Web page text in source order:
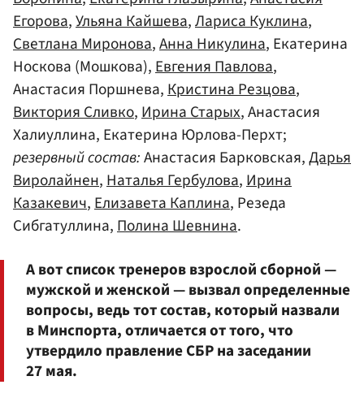
Егорова,Ульяна Кайшева,Лариса Куклина,
Светлана Миронова,Анна Никулина, Екатерина
Носкова (Мошкова),Евгения Павлова,
Анастасия Поршнева,Кристина Резцова,
Виктория Сливко,Ирина Старых, Анастасия
Халиуллина, Екатерина Юрлова-Перхт;
резервный состав:Анастасия Барковская,Дарья
Виролайнен,Наталья Гербулова,Ирина
Казакевич,Елизавета Каплина, Резеда
Сибгатуллина,Полина Шевнина.
А вот список тренеров взрослой сборной —
мужской и женской — вызвал определенные
вопросы, ведь тот состав, который назвали
в Минспорта, отличается от того, что
утвердило правление СБР на заседании
27 мая.